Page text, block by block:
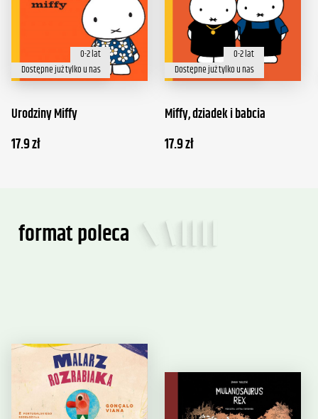
0-2 lat
Dostępne już tylko u nas
Urodziny Miffy
17.9zł
0-2 lat
Dostępne już tylko u nas
Miffy, dziadek i babcia
17.9zł
format poleca